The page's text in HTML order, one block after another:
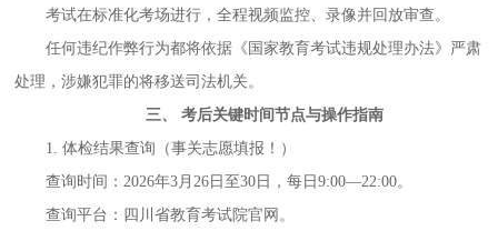
考试在标准化考场进行，全程视频监控、录像并回放审查。
任何违纪作弊行为都将依据《国家教育考试违规处理办法》严肃
处理，涉嫌犯罪的将移送司法机关。
三、
考后关键时间节点与操作指南
1. 体检结果查询（事关志愿填报！）
查询时间：2026年3月26日至30日，每日9:00—22:00。
查询平台：四川省教育考试院官网。